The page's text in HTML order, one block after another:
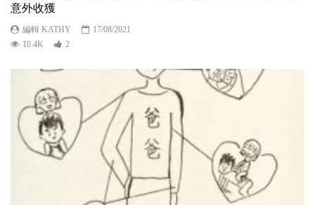
意外收獲
編輯 KATHY
17/08/2021
10.4K
2